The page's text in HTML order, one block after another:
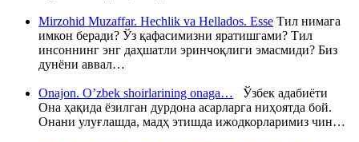
Mirzohid Muzaffar. Hechlik va Hellados. Esse Тил нимага
имкон беради? Ўз қафасимизни яратишгами? Тил
инсоннинг энг даҳшатли эринчоқлиги эмасмиди? Биз
дунёни аввал…
Onajon. O’zbek shoirlarining onaga… Ўзбек адабиёти
Она ҳақида ёзилган дурдона асарларга ниҳоятда бой.
Онани улуғлашда, мадҳ этишда ижодкорларимиз чин…